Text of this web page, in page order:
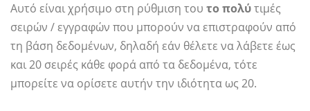
Αυτό είναι χρήσιμο στη ρύθμιση του το πολύτιμές
σειρών / εγγραφών που μπορούν να επιστραφούν από
τη βάση δεδομένων, δηλαδή εάν θέλετε να λάβετε έως
και 20 σειρές κάθε φορά από τα δεδομένα, τότε
μπορείτε να ορίσετε αυτήν την ιδιότητα ως 20.